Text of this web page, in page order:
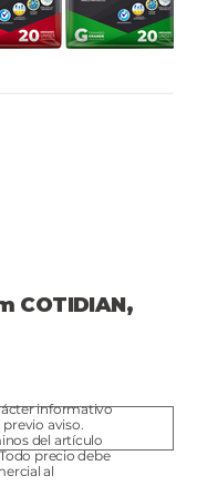
COTIDIAN,
informativo
aviso.
del artículo
precio debe
al